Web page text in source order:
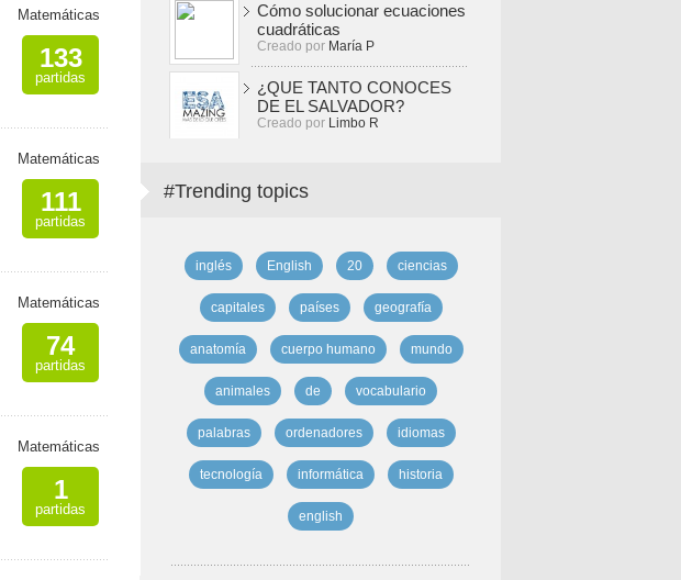
Matemáticas
133
partidas
Matemáticas
111
partidas
Matemáticas
74
partidas
Matemáticas
1
partidas
Cómo solucionar ecuaciones
cuadráticas
Creado por María P
¿QUE TANTO CONOCES
DE EL SALVADOR?
Creado por Limbo R
#Trending topics
inglés English 20 ciencias
capitales países geografía
anatomía cuerpo humano mundo
animales de vocabulario
palabras ordenadores idiomas
tecnología informática historia
english